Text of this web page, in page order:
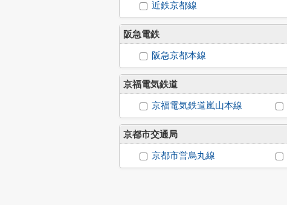
近鉄京都線
阪急電鉄
阪急京都本線
京福電気鉄道
京福電気鉄道嵐山本線
京都市交通局
京都市営烏丸線